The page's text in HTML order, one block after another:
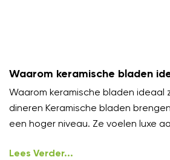
Waarom keramische bladen
buiten dineren
Waarom keramische bladen ideaal
dineren Keramische bladen
een hoger niveau. Ze voelen luxe
Lees Verder...